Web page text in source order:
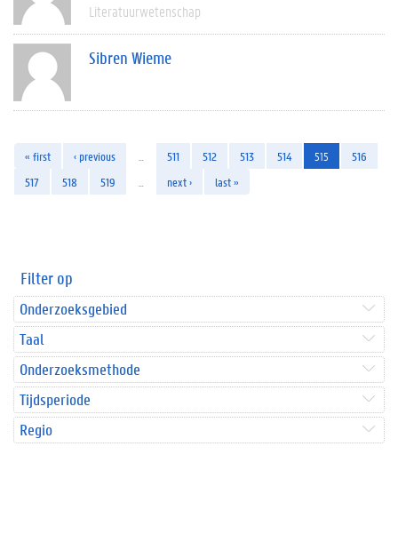
Literatuurwetenschap
Sibren Wieme
« first ‹ previous 511 512 513 514 515
516
517
518 519 next › last »
Filter op
Onderzoeksgebied
Taal
Onderzoeksmethode
Tijdsperiode
Regio